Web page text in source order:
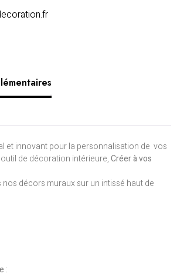
et innovant pour la personnalisation de vos
de décoration intérieure,Créer à vos
décors muraux sur un intissé haut de
: